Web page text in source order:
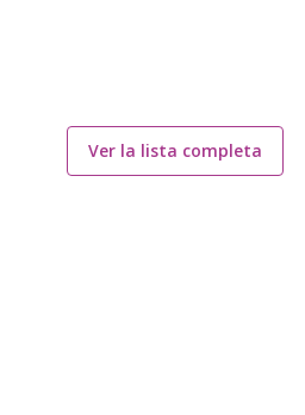
Ver la lista completa